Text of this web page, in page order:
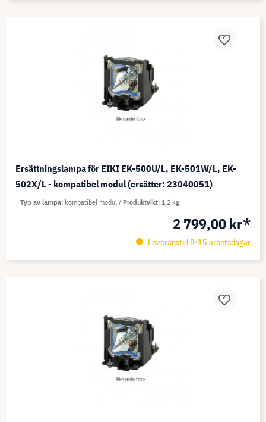
Ersättningslampa för EIKI EK-500U/L, EK-501W/L, EK-
502X/L - kompatibel modul (ersätter: 23040051)
2 799,00 kr*
Leveranstid 8-15 arbetsdagar
Typ av lampa kompatibel modul Produktvikt 1,2 kg